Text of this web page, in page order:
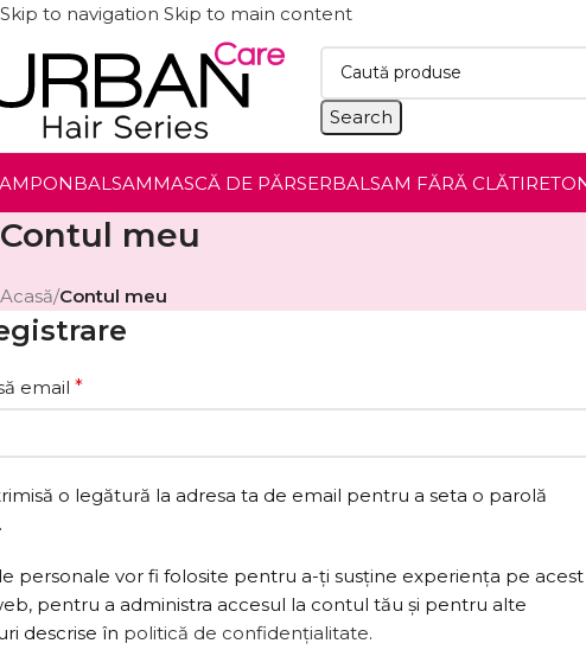
Skip to navigation Skip to main content
Search
BALSAMMASCĂ DE PĂRSERBALSAM FĂRĂ CLĂTIRE
Contul meu
Acasă/Contul meu
email *
o legătură la adresa ta de email pentru a seta o parolă
personale vor fi folosite pentru a-ți susține experiența pe acest
pentru a administra accesul la contul tău și pentru alte
descrise în politică de confidențialitate.